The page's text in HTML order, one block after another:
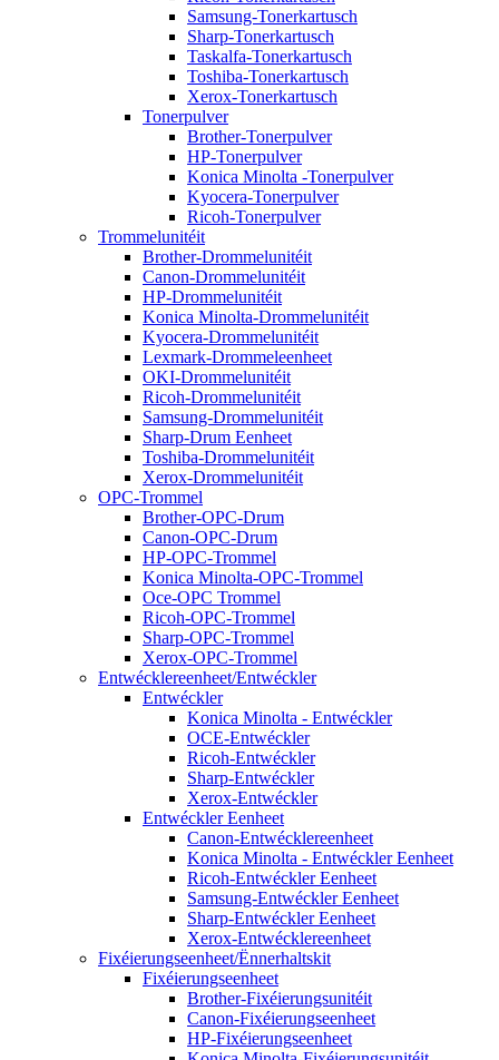
Samsung-Tonerkartusch
Sharp-Tonerkartusch
Taskalfa-Tonerkartusch
Toshiba-Tonerkartusch
Xerox-Tonerkartusch
Tonerpulver
Brother-Tonerpulver
HP-Tonerpulver
Konica Minolta -Tonerpulver
Kyocera-Tonerpulver
Ricoh-Tonerpulver
Trommelunitéit
Brother-Drommelunitéit
Canon-Drommelunitéit
HP-Drommelunitéit
Konica Minolta-Drommelunitéit
Kyocera-Drommelunitéit
Lexmark-Drommeleenheet
OKI-Drommelunitéit
Ricoh-Drommelunitéit
Samsung-Drommelunitéit
Sharp-Drum Eenheet
Toshiba-Drommelunitéit
Xerox-Drommelunitéit
OPC-Trommel
Brother-OPC-Drum
Canon-OPC-Drum
HP-OPC-Trommel
Konica Minolta-OPC-Trommel
Oce-OPC Trommel
Ricoh-OPC-Trommel
Sharp-OPC-Trommel
Xerox-OPC-Trommel
Entwécklereenheet/Entwéckler
Entwéckler
Konica Minolta - Entwéckler
OCE-Entwéckler
Ricoh-Entwéckler
Sharp-Entwéckler
Xerox-Entwéckler
Entwéckler Eenheet
Canon-Entwécklereenheet
Konica Minolta - Entwéckler Eenheet
Ricoh-Entwéckler Eenheet
Samsung-Entwéckler Eenheet
Sharp-Entwéckler Eenheet
Xerox-Entwécklereenheet
Fixéierungseenheet/Ënnerhaltskit
Fixéierungseenheet
Brother-Fixéierungsunitéit
Canon-Fixéierungseenheet
HP-Fixéierungseenheet